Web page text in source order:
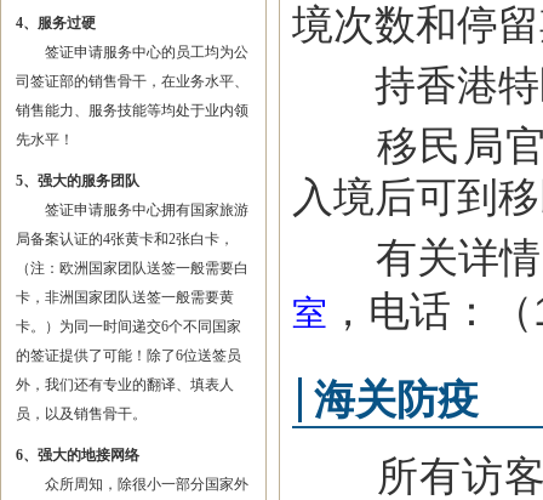
4、服务过硬
签证申请服务中心的员工均为公
司签证部的销售骨干，在业务水平、
销售能力、服务技能等均处于业内领
先水平！
5、强大的服务团队
签证申请服务中心拥有国家旅游
局备案认证的4张黄卡和2张白卡，
（注：欧洲国家团队送签一般需要白
卡，非洲国家团队送签一般需要黄
卡。）为同一时间递交6个不同国家
的签证提供了可能！除了6位送签员
外，我们还有专业的翻译、填表人
员，以及销售骨干。
6、强大的地接网络
众所周知，除很小一部分国家外
境次数和停
持香港特
移民局官
入境后可到
有关详情
室 ，电话：
海关防疫
所有访客